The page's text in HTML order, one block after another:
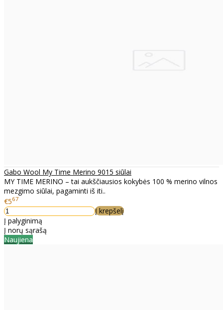
Gabo Wool My Time Merino 9015 siūlai
MY TIME MERINO – tai aukščiausios kokybės 100 % merino vilnos
mezgimo siūlai, pagaminti iš iti..
€567
Į krepšelį
Į palyginimą
Į norų sąrašą
Naujiena